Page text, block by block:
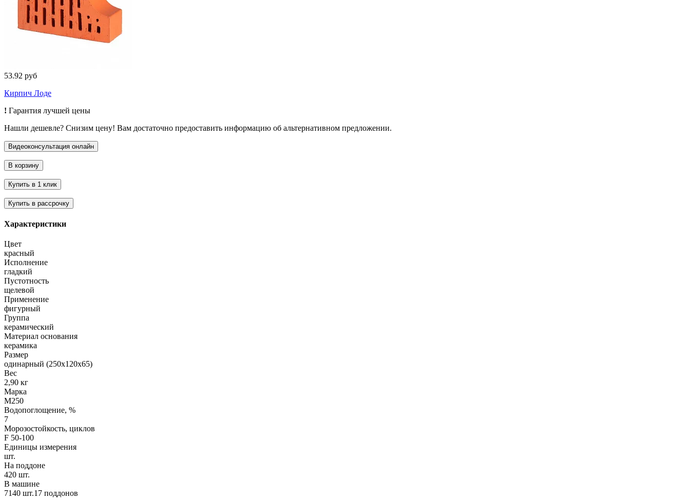
53.92 руб
Кирпич Лоде
! Гарантия лучшей цены
Нашли дешевле? Снизим цену! Вам достаточно предоставить информацию об альтернативном предложении.
Характеристики
Цвет
красный
Исполнение
гладкий
Пустотность
щелевой
Применение
фигурный
Группа
керамический
Материал основания
керамика
Размер
одинарный (250х120х65)
Вес
2,90 кг
Марка
М250
Водопоглощение, %
7
Морозостойкость, циклов
F 50-100
Единицы измерения
шт.
На поддоне
420 шт.
В машине
7140 шт.17 поддонов